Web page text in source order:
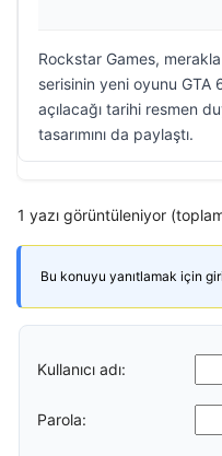
Rockstar Games,
serisinin yeni oyunu GTA
açılacağı tarihi resmen
tasarımını da paylaştı.
1 yazı görüntüleniyor
Bu konuyu yanıtlamak için
Kullanıcı adı:
Parola: